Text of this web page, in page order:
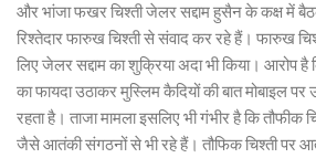
और भांजा फखर चिश्ती जेलर सद्दाम हुसैन के कक्ष में
रिश्तेदार फारुख चिश्ती से संवाद कर रहे हैं। फारुख
लिए जेलर सद्दाम का शुक्रिया अदा भी किया। आरोप
का फायदा उठाकर मुस्लिम कैदियों की बात मोबाइल पर
रहता है। ताजा मामला इसलिए भी गंभीर है कि तौफीक
जैसे आतंकी संगठनों से भी रहे हैं। तौफिक चिश्ती पर